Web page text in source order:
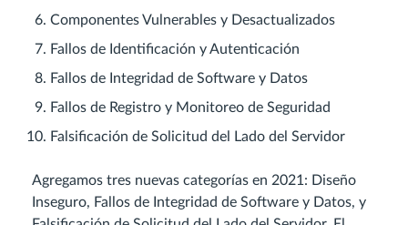
Componentes Vulnerables y Desactualizados
Fallos de Identificación y Autenticación
Fallos de Integridad de Software y Datos
Fallos de Registro y Monitoreo de Seguridad
Falsificación de Solicitud del Lado del Servidor
Agregamos tres nuevas categorías en 2021: Diseño
Inseguro, Fallos de Integridad de Software y Datos, y